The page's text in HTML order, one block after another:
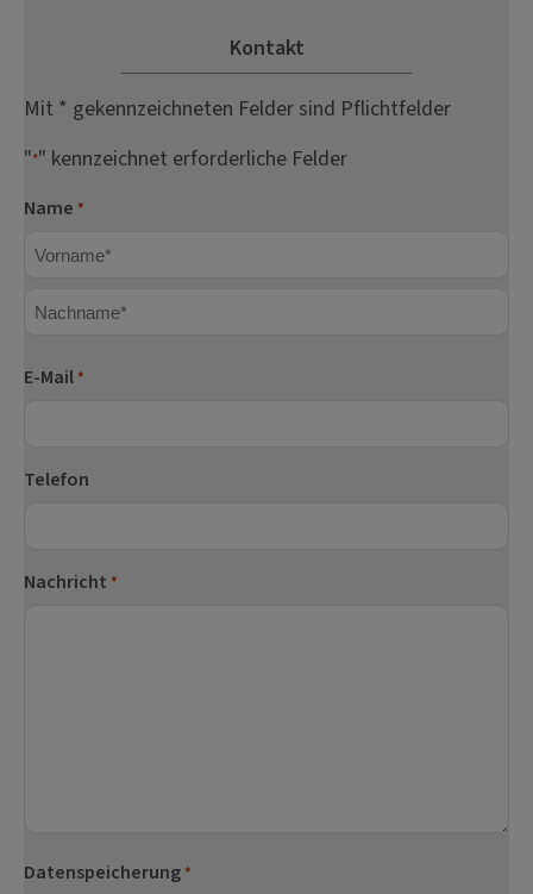
Kontakt
Mit * gekennzeichneten Felder sind Pflichtfelder
"*" kennzeichnet erforderliche Felder
Name *
E-Mail *
Telefon
Nachricht *
Datenspeicherung *